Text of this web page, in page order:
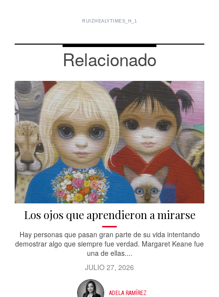
RUIZHEALYTIMES_H_1
Relacionado
Los ojos que aprendieron a mirarse
Hay personas que pasan gran parte de su vida intentando
demostrar algo que siempre fue verdad. Margaret Keane fue
una de ellas....
JULIO 27, 2026
ADELA RAMÍREZ